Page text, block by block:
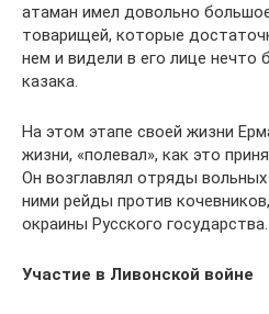
атаман имел довольно
товарищей, которые
нем и видели в его лице нечто
казака.
На этом этапе своей жизни
жизни, «полевал», как это
Он возглавлял отряды
ними рейды против
окраины Русского государства.
Участие в Ливонской войне